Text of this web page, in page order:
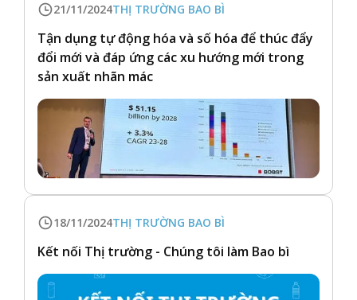
21/11/2024THỊ TRƯỜNG BAO BÌ
Tận dụng tự động hóa và số hóa để thúc đẩy
đổi mới và đáp ứng các xu hướng mới trong
sản xuất nhãn mác
18/11/2024THỊ TRƯỜNG BAO BÌ
Kết nối Thị trường - Chúng tôi làm Bao bì